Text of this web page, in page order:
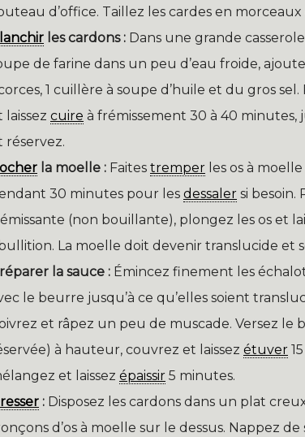
d’office. Taillez les cardes en morceaux
les cardons : Dans une grande
de farine dans un peu d’eau froide,
1 cuillère à soupe d’huile et du gros
laissez cuire à frémissement 30 à 40 minutes,
réservez.
la moelle : Faites tremper les os à
30 minutes pour les dessaler si besoin.
(non bouillante), plongez les os et
La moelle doit devenir translucide et
la sauce : Émincez finement les
le beurre jusqu’à ce qu’elles soient
et râpez un peu de muscade. Versez
à hauteur, couvrez et laissez étuver
et laissez épaissir 5 minutes.
: Disposez les cardons dans un plat
d’os à moelle sur le dessus. Nappez